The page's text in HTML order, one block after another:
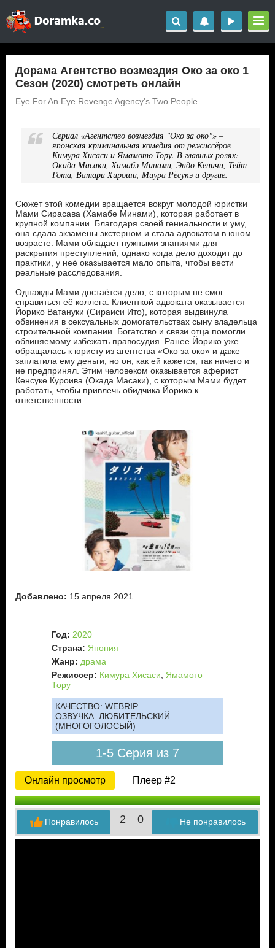
Дорама Агентство возмездия Око за око 1
Сезон (2020) смотреть онлайн
Eye For An Eye Revenge Agency's Two People
Сериал «Агентство возмездия "Око за око"» –
японская криминальная комедия от режиссёров
Кимура Хисаси и Ямамото Тору. В главных ролях:
Окада Масаки, Хамабэ Минами, Эндо Кеничи, Тейт
Гота, Ватари Хироши, Миура Рёсукэ и другие.
Сюжет этой комедии вращается вокруг молодой юристки
Мами Сирасава (Хамабе Минами), которая работает в
крупной компании. Благодаря своей гениальности и уму,
она сдала экзамены экстерном и стала адвокатом в юном
возрасте. Мами обладает нужными знаниями для
раскрытия преступлений, однако когда дело доходит до
практики, у неё оказывается мало опыта, чтобы вести
реальные расследования.
Однажды Мами достаётся дело, с которым не смог
справиться её коллега. Клиенткой адвоката оказывается
Йорико Ватануки (Сираиси Ито), которая выдвинула
обвинения в сексуальных домогательствах сыну владельца
строительной компании. Богатство и связи отца помогли
обвиняемому избежать правосудия. Ранее Йорико уже
обращалась к юристу из агентства «Око за око» и даже
заплатила ему деньги, но он, как ей кажется, так ничего и
не предпринял. Этим человеком оказывается аферист
Кенсуке Куроива (Окада Масаки), с которым Мами будет
работать, чтобы привлечь обидчика Йорико к
ответственности.
Добавлено: 15 апреля 2021
Год: 2020
Страна: Япония
Жанр: драма
Режиссер: Кимура Хисаси, Ямамото
Тору
КАЧЕСТВО: WEBRIP
ОЗВУЧКА: ЛЮБИТЕЛЬСКИЙ
(МНОГОГОЛОСЫЙ)
1-5 Серия из 7
Онлайн просмотр Плеер #2
2 0 Не понравилось
Понравилось